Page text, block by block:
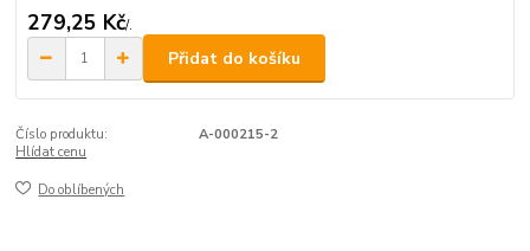
279,25 Kč/.
Přidat do košíku
Číslo produktu:
A-000215-2
Hlídat cenu
Do oblíbených